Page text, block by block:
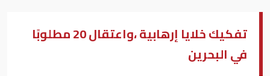
تفكيك خلايا إرهابية ،واعتقال 20 مطلوبًا
في البحرين